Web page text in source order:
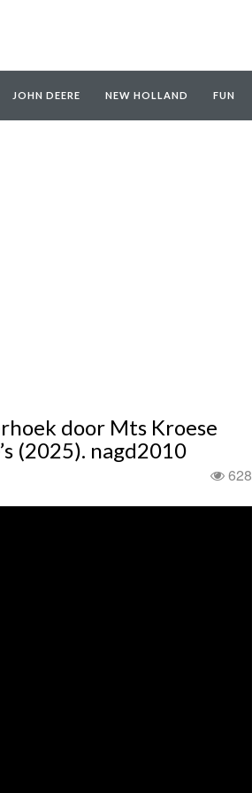
JOHN DEERE NEW HOLLAND FUN
door Mts Kroese
(2025). nagd2010
628